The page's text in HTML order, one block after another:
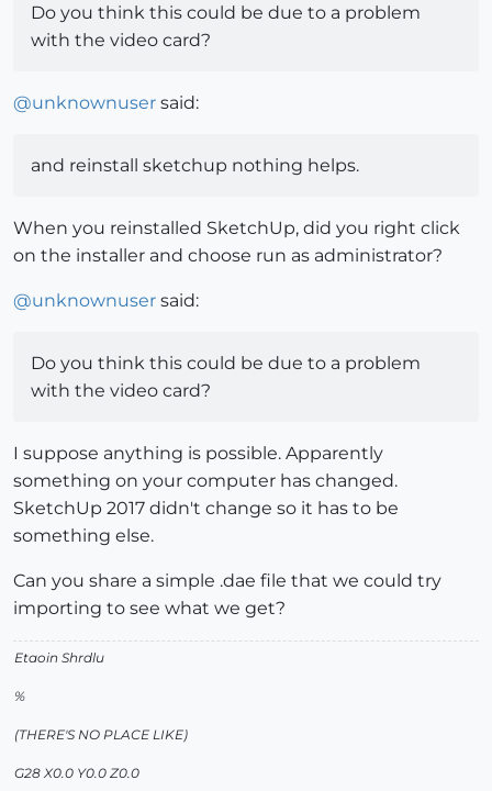
Do you think this could be due to a problem
with the video card?
@unknownuser said:
and reinstall sketchup nothing helps.
When you reinstalled SketchUp, did you right click
on the installer and choose run as administrator?
@unknownuser said:
Do you think this could be due to a problem
with the video card?
I suppose anything is possible. Apparently
something on your computer has changed.
SketchUp 2017 didn't change so it has to be
something else.
Can you share a simple .dae file that we could try
importing to see what we get?
Etaoin Shrdlu
%
(THERE'S NO PLACE LIKE)
G28 X0.0 Y0.0 Z0.0